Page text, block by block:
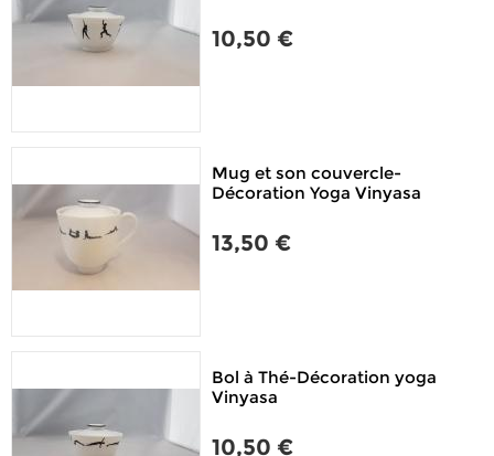
10,50 €
Mug et son couvercle-
Décoration Yoga Vinyasa
13,50 €
Bol à Thé-Décoration yoga
Vinyasa
10,50 €